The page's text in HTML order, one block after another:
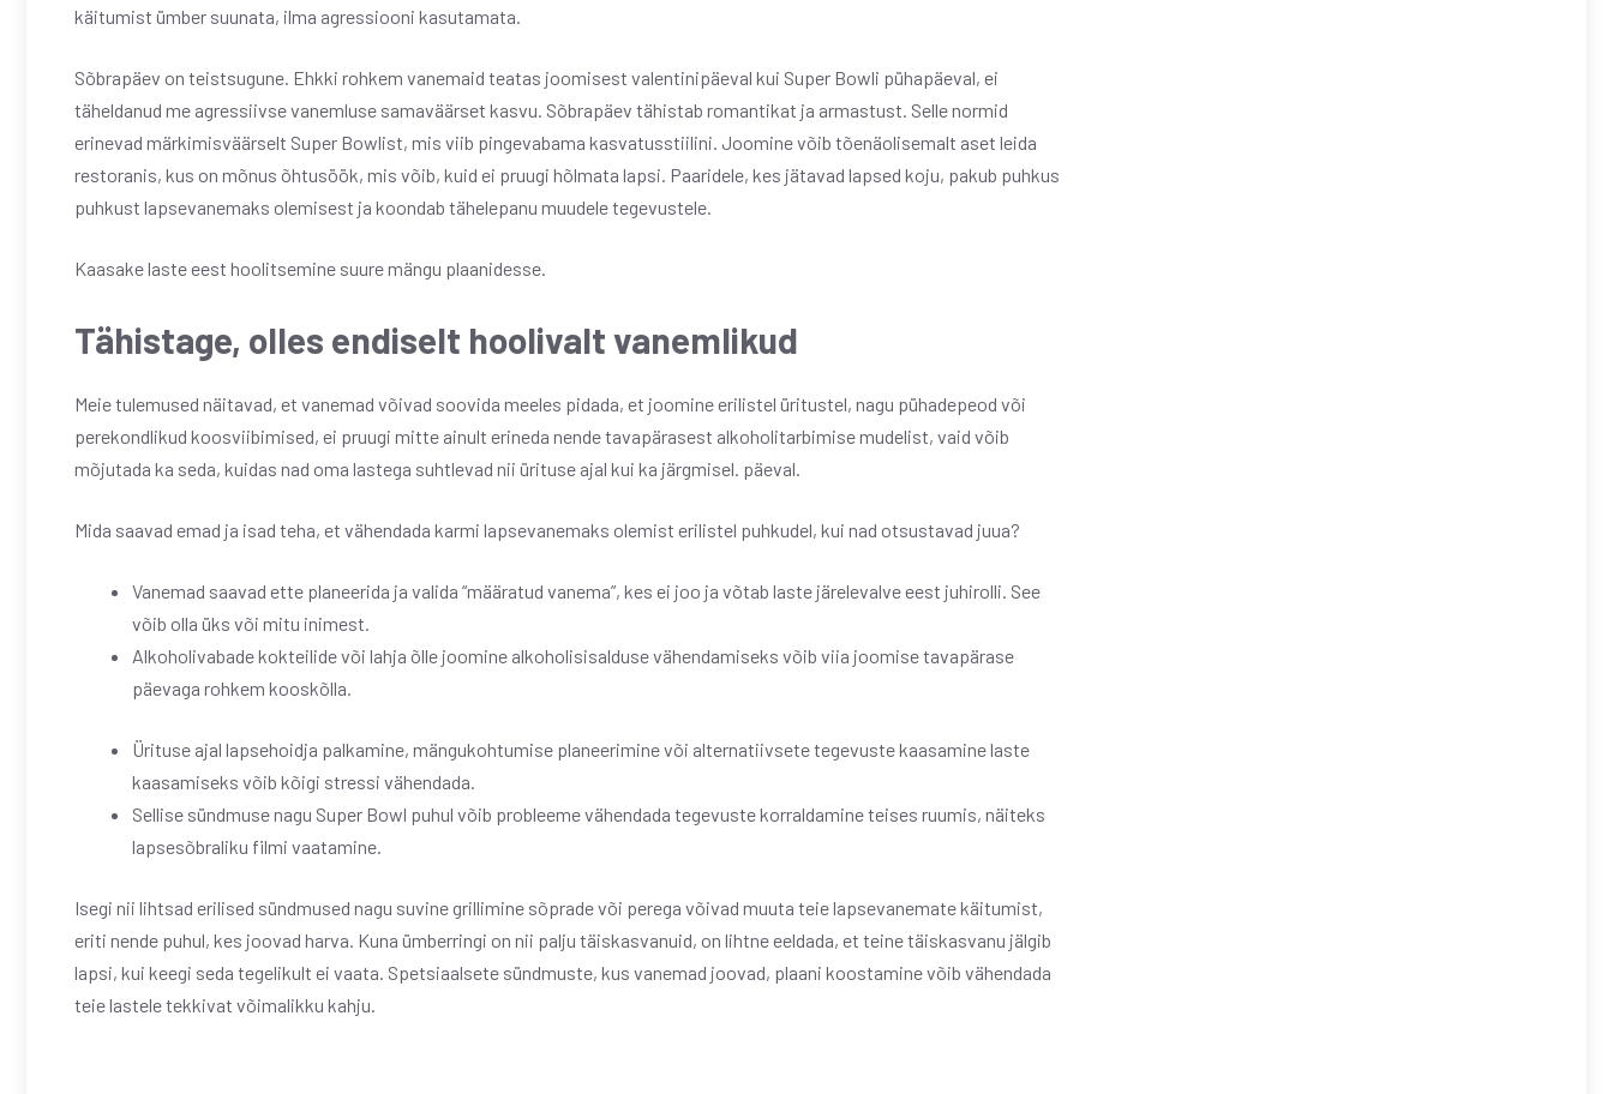
käitumist ümber suunata, ilma agressiooni kasutamata.
Sõbrapäev on teistsugune. Ehkki rohkem vanemaid teatas joomisest valentinipäeval kui Super Bowli pühapäeval, ei
täheldanud me agressiivse vanemluse samaväärset kasvu. Sõbrapäev tähistab romantikat ja armastust. Selle normid
erinevad märkimisväärselt Super Bowlist, mis viib pingevabama kasvatusstiilini. Joomine võib tõenäolisemalt aset leida
restoranis, kus on mõnus õhtusöök, mis võib, kuid ei pruugi hõlmata lapsi. Paaridele, kes jätavad lapsed koju, pakub puhkus
puhkust lapsevanemaks olemisest ja koondab tähelepanu muudele tegevustele.
Kaasake laste eest hoolitsemine suure mängu plaanidesse.
Tähistage, olles endiselt hoolivalt vanemlikud
Meie tulemused näitavad, et vanemad võivad soovida meeles pidada, et joomine erilistel üritustel, nagu pühadepeod või
perekondlikud koosviibimised, ei pruugi mitte ainult erineda nende tavapärasest alkoholitarbimise mudelist, vaid võib
mõjutada ka seda, kuidas nad oma lastega suhtlevad nii ürituse ajal kui ka järgmisel. päeval.
Mida saavad emad ja isad teha, et vähendada karmi lapsevanemaks olemist erilistel puhkudel, kui nad otsustavad juua?
Vanemad saavad ette planeerida ja valida “määratud vanema”, kes ei joo ja võtab laste järelevalve eest juhirolli. See
võib olla üks või mitu inimest.
Alkoholivabade kokteilide või lahja õlle joomine alkoholisisalduse vähendamiseks võib viia joomise tavapärase
päevaga rohkem kooskõlla.
Ürituse ajal lapsehoidja palkamine, mängukohtumise planeerimine või alternatiivsete tegevuste kaasamine laste
kaasamiseks võib kõigi stressi vähendada.
Sellise sündmuse nagu Super Bowl puhul võib probleeme vähendada tegevuste korraldamine teises ruumis, näiteks
lapsesõbraliku filmi vaatamine.
Isegi nii lihtsad erilised sündmused nagu suvine grillimine sõprade või perega võivad muuta teie lapsevanemate käitumist,
eriti nende puhul, kes joovad harva. Kuna ümberringi on nii palju täiskasvanuid, on lihtne eeldada, et teine ​​täiskasvanu jälgib
lapsi, kui keegi seda tegelikult ei vaata. Spetsiaalsete sündmuste, kus vanemad joovad, plaani koostamine võib vähendada
teie lastele tekkivat võimalikku kahju.